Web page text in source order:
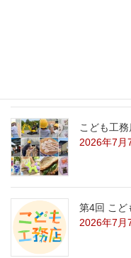
こども工
2026年7月
第4回 こど
2026年7月